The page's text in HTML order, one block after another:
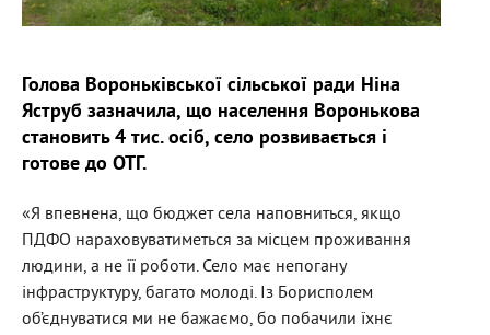
Голова Вороньківської сільської ради Ніна
Яструб зазначила, що населення Воронькова
становить 4 тис. осіб, село розвивається і
готове до ОТГ.
«Я впевнена, що бюджет села наповниться, якщо
ПДФО нараховуватиметься за місцем проживання
людини, а не її роботи. Село має непогану
інфраструктуру, багато молоді. Із Борисполем
об’єднуватися ми не бажаємо, бо побачили їхнє